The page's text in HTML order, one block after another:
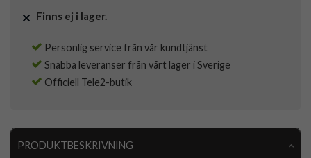
Finns ej i lager.
Personlig service från vår kundtjänst
Snabba leveranser från vårt lager i Sverige
Officiell Tele2-butik
PRODUKTBESKRIVNING